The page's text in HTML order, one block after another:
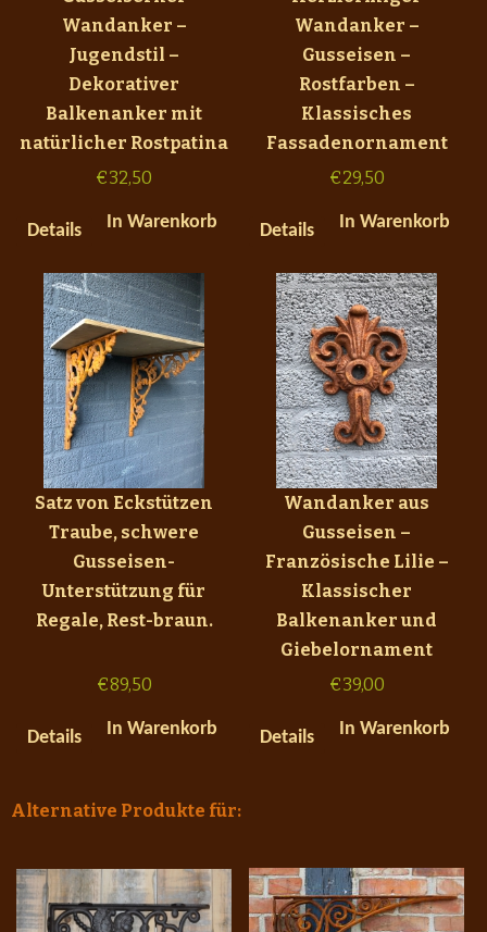
Wandanker –
Jugendstil –
Dekorativer
Balkenanker mit
natürlicher Rostpatina
€32,50
Details In Warenkorb
Wandanker –
Gusseisen –
Rostfarben –
Klassisches
Fassadenornament
€29,50
Details In Warenkorb
Satz von Eckstützen
Traube, schwere
Gusseisen-
Unterstützung für
Regale, Rest-braun.
€89,50
Details In Warenkorb
Wandanker aus
Gusseisen –
Französische Lilie –
Klassischer
Balkenanker und
Giebelornament
€39,00
Details In Warenkorb
Alternative Produkte für: